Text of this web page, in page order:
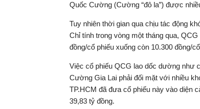
Quốc Cường (Cường “đô la”) được
Tuy nhiên thời gian qua chịu tác động
Chỉ tính trong vòng một tháng qua,
đồng/cổ phiếu xuống còn 10.300 đồng/
Việc cổ phiếu QCG lao dốc dường như
Cường Gia Lai phải đối mặt với nhiều
TP.HCM đã đưa cổ phiếu này vào diện
39,83 tỷ đồng.